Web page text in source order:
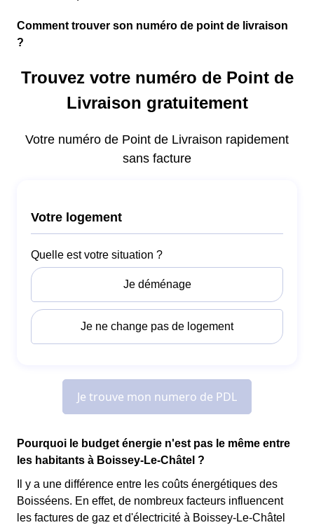
Comment trouver son numéro de point de livraison
?
Pourquoi le budget énergie n'est pas le même entre
les habitants à Boissey-Le-Châtel ?
Il y a une différence entre les coûts énergétiques des
Boisséens. En effet, de nombreux facteurs influencent
les factures de gaz et d'électricité à Boissey-Le-Châtel